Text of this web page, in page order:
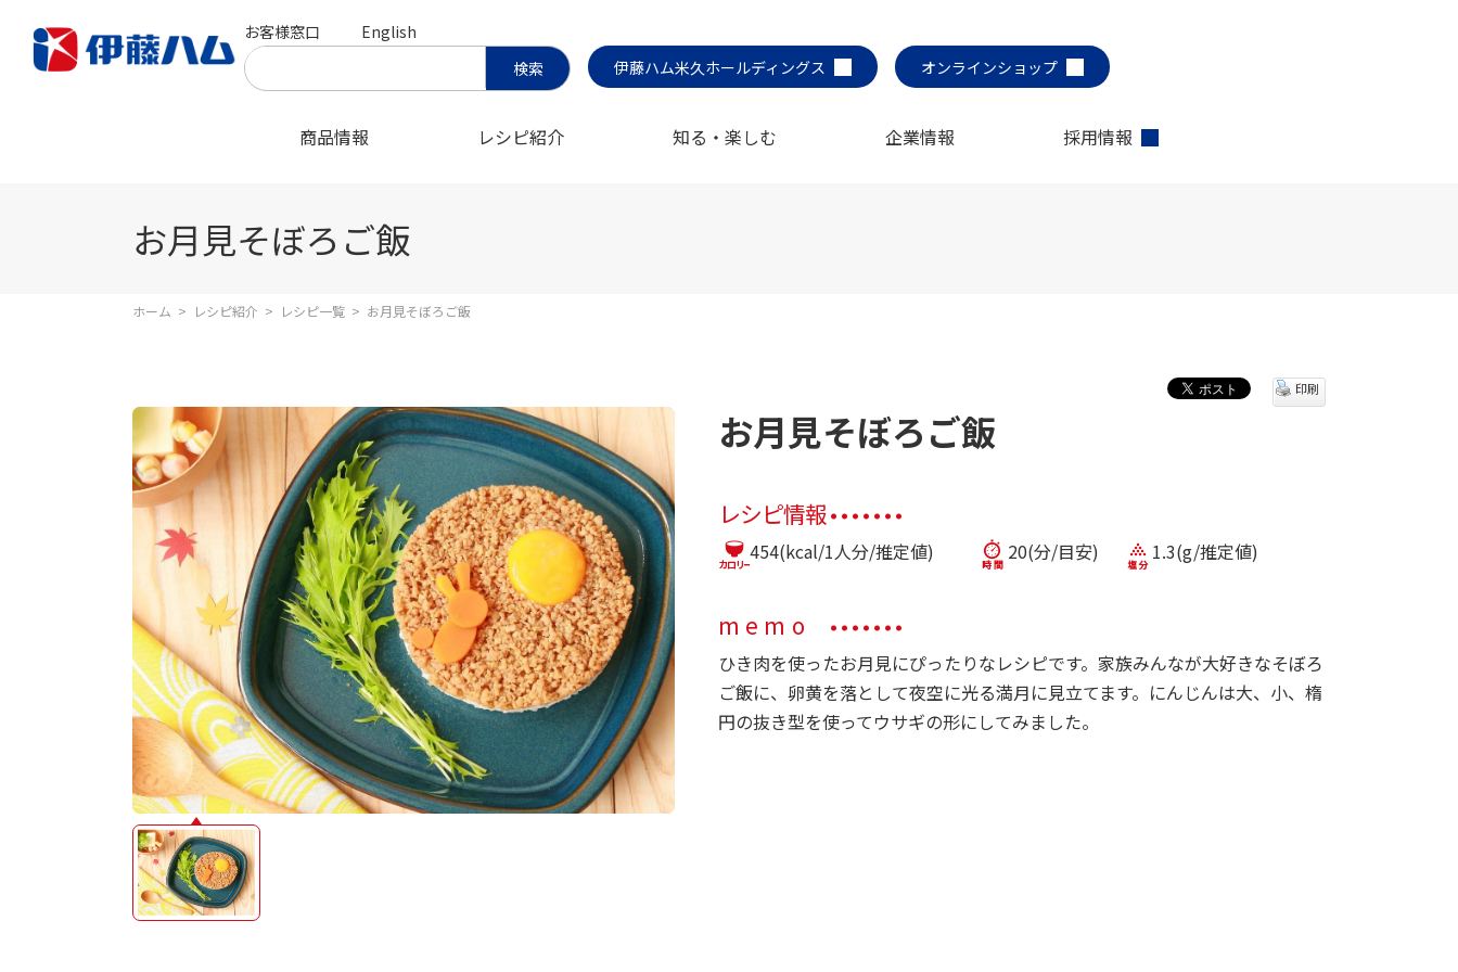
お客様窓口
English
伊藤ハム米久ホールディングス
オンラインショップ
商品情報 レシピ紹介 知る・楽しむ 企業情報 採用情報
お月見そぼろご飯
ホーム > レシピ紹介 > レシピ一覧 > お月見そぼろご飯
お月見そぼろご飯
印刷
レシピ情報
454(kcal/1人分/推定値) 20(分/目安) 1.3(g/推定値)
memo
ひき肉を使ったお月見にぴったりなレシピです。家族みんなが大好きなそぼろ
ご飯に、卵黄を落として夜空に光る満月に見立てます。にんじんは大、小、楕
円の抜き型を使ってウサギの形にしてみました。